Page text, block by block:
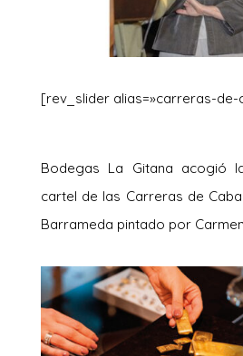
[rev_slider alias=»carreras-de-
Bodegas La Gitana acogió
cartel de las Carreras de
Barrameda pintado por